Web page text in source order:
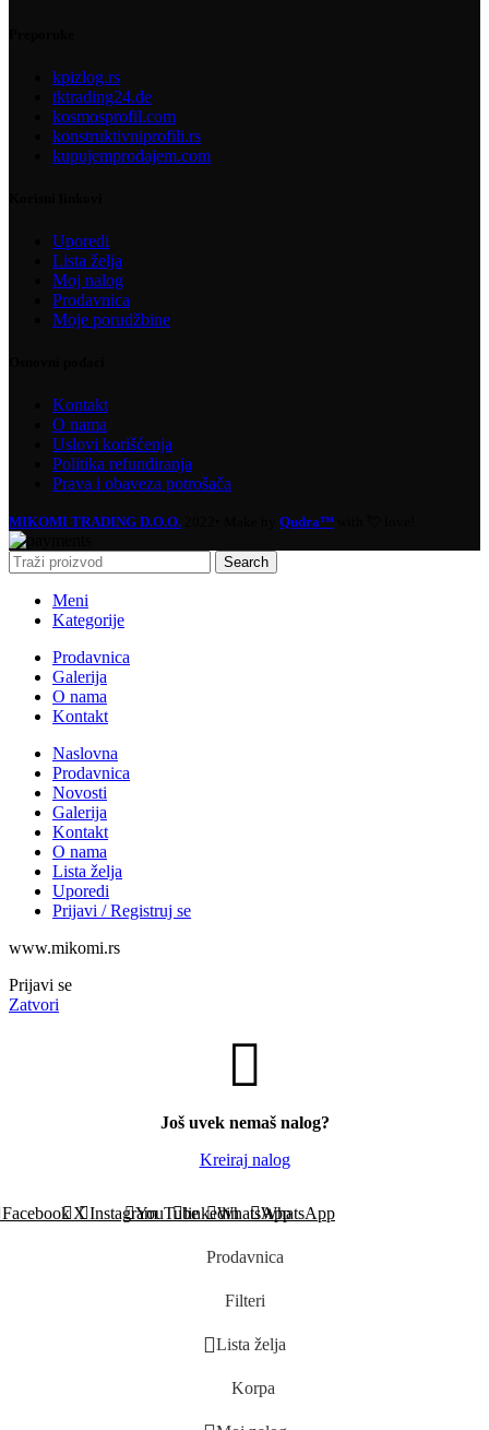
kpizlog.rs
tktrading24.de
kosmosprofil.com
konstruktivniprofili.rs
kupujemprodajem.com
Uporedi
Lista želja
Moj nalog
Prodavnica
Moje porudžbine
Kontakt
O nama
Uslovi korišćenja
Politika refundiranja
Prava i obaveza potrošača
MIKOMI TRADING D.O.O. Qudra™
Search
Meni
Kategorije
Prodavnica
Galerija
O nama
Kontakt
Naslovna
Prodavnica
Novosti
Galerija
Kontakt
O nama
Lista želja
Uporedi
Prijavi / Registruj se
www.mikomi.rs
Prijavi se
Zatvori
Još uvek nemaš nalog?
Kreiraj nalog
FacebookXInstagramYouTubelinkedinWhatsAppWhatsApp
Prodavnica
Filteri
Lista želja
Korpa